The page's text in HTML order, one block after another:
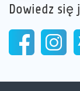
Dowiedz się